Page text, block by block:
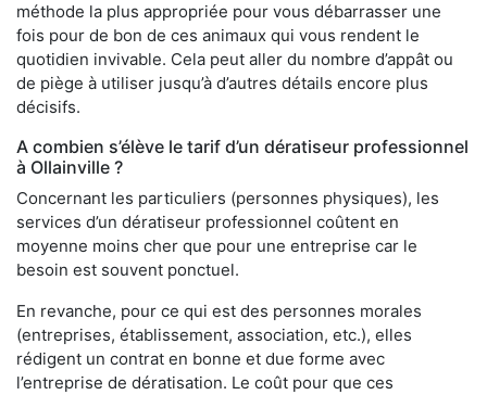
méthode la plus appropriée pour vous débarrasser une
fois pour de bon de ces animaux qui vous rendent le
quotidien invivable. Cela peut aller du nombre d’appât ou
de piège à utiliser jusqu’à d’autres détails encore plus
décisifs.
A combien s’élève le tarif d’un dératiseur professionnel
à Ollainville ?
Concernant les particuliers (personnes physiques), les
services d’un dératiseur professionnel coûtent en
moyenne moins cher que pour une entreprise car le
besoin est souvent ponctuel.
En revanche, pour ce qui est des personnes morales
(entreprises, établissement, association, etc.), elles
rédigent un contrat en bonne et due forme avec
l’entreprise de dératisation. Le coût pour que ces